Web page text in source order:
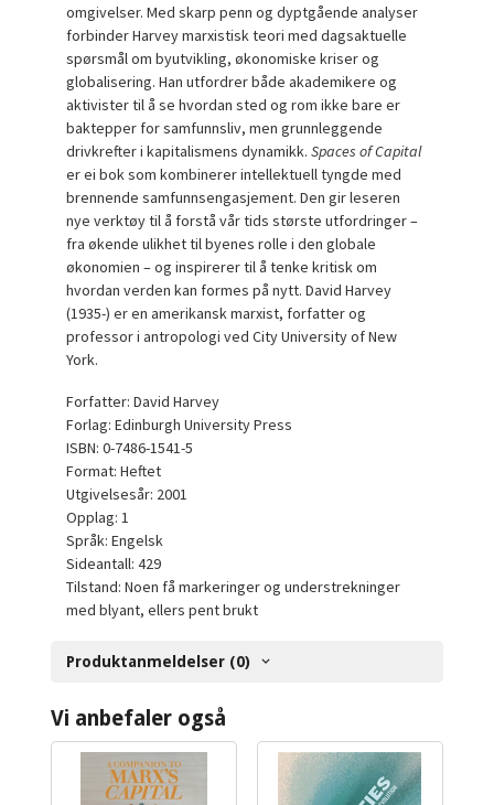
omgivelser. Med skarp penn og dyptgående analyser
forbinder Harvey marxistisk teori med dagsaktuelle
spørsmål om byutvikling, økonomiske kriser og
globalisering. Han utfordrer både akademikere og
aktivister til å se hvordan sted og rom ikke bare er
baktepper for samfunnsliv, men grunnleggende
drivkrefter i kapitalismens dynamikk.Spaces of Capital
er ei bok som kombinerer intellektuell tyngde med
brennende samfunnsengasjement. Den gir leseren
nye verktøy til å forstå vår tids største utfordringer –
fra økende ulikhet til byenes rolle i den globale
økonomien – og inspirerer til å tenke kritisk om
hvordan verden kan formes på nytt. David Harvey
(1935-) er en amerikansk marxist, forfatter og
professor i antropologi ved City University of New
York.
Forfatter: David Harvey
Forlag: Edinburgh University Press
ISBN: 0-7486-1541-5
Format: Heftet
Utgivelsesår: 2001
Opplag: 1
Språk: Engelsk
Sideantall: 429
Tilstand: Noen få markeringer og understrekninger
med blyant, ellers pent brukt
Produktanmeldelser (0)
Vi anbefaler også